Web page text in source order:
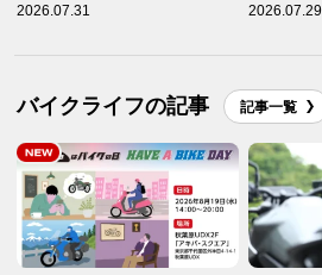
2026.07.31 2026.07.29
バイクライフの記事 記事一覧